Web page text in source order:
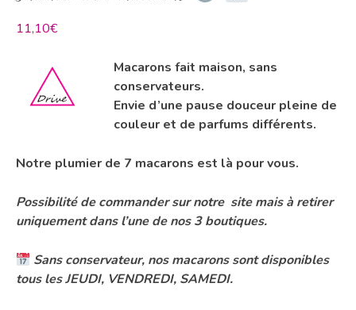
11,10€
Macarons fait maison, sans
conservateurs.
Envie d’une pause douceur pleine de
couleur et de parfums différents.
Notre plumier de 7 macarons est là pour vous.
Possibilité de commander sur notre site mais à retirer
uniquement dans l’une de nos 3 boutiques.
Sans conservateur, nos macarons sont disponibles
tous les JEUDI, VENDREDI, SAMEDI.